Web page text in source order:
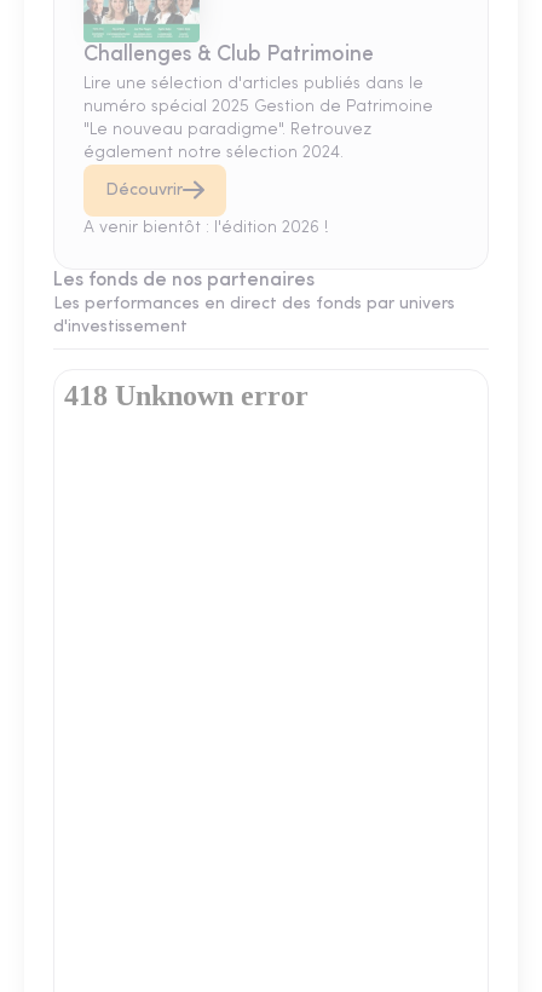
Challenges & Club Patrimoine
Lire une sélection d'articles publiés dans le
numéro spécial 2025 Gestion de Patrimoine
"Le nouveau paradigme". Retrouvez
également notre sélection 2024.
Découvrir
A venir bientôt : l'édition 2026 !
Les fonds de nos partenaires
Les performances en direct des fonds par univers
d'investissement